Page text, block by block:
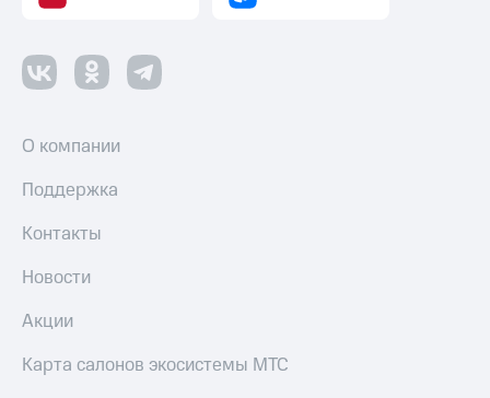
О компании
Поддержка
Контакты
Новости
Акции
Карта салонов экосистемы МТС